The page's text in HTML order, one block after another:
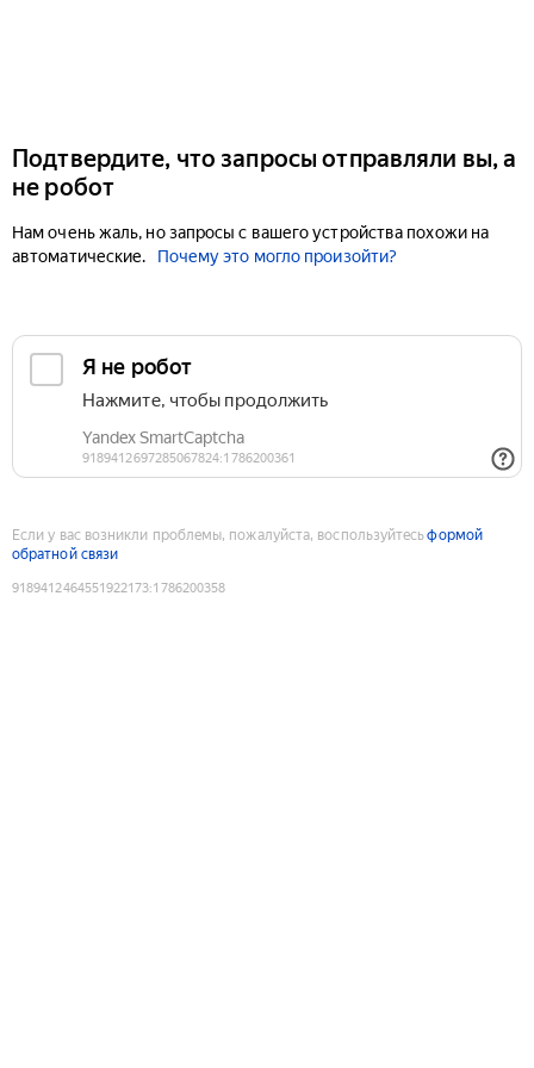
Подтвердите, что запросы отправляли вы, а
не робот
Нам очень жаль, но запросы с вашего устройства похожи на
автоматические.
Почему это могло произойти?
Если у вас возникли проблемы, пожалуйста, воспользуйтесьформой
обратной связи
9189412464551922173:1786200358